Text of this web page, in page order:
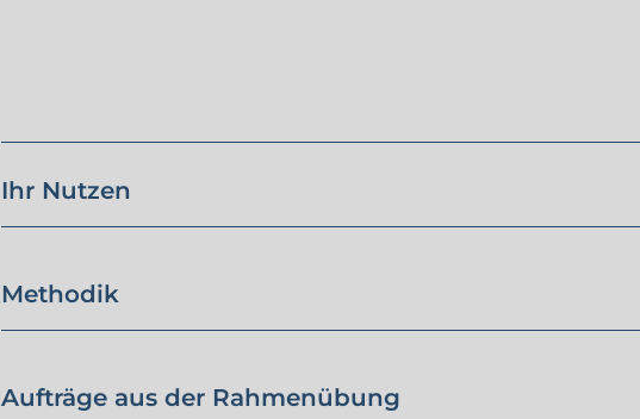
Ihr Nutzen
Methodik
Aufträge aus der Rahmenübung